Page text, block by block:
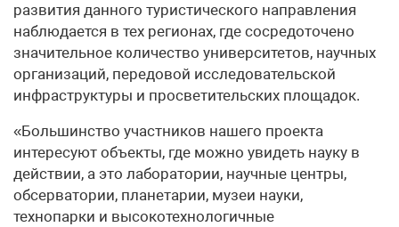
развития данного туристического направления
наблюдается в тех регионах, где сосредоточено
значительное количество университетов, научных
организаций, передовой исследовательской
инфраструктуры и просветительских площадок.
«Большинство участников нашего проекта
интересуют объекты, где можно увидеть науку в
действии, а это лаборатории, научные центры,
обсерватории, планетарии, музеи науки,
технопарки и высокотехнологичные